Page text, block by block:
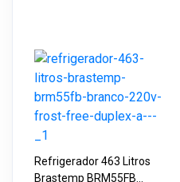
Refrigerador 463 Litros
Brastemp BRM55FB